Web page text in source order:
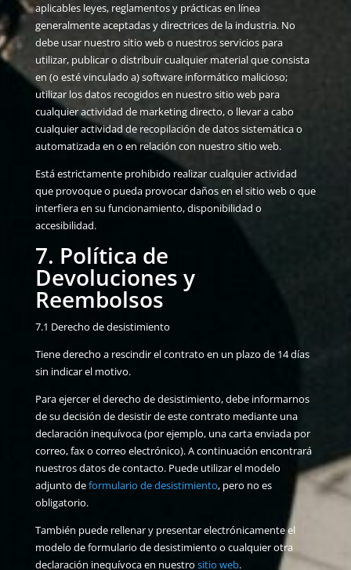
aplicables leyes, reglamentos y prácticas en línea
generalmente aceptadas y directrices de la industria. No
debe usar nuestro sitio web o nuestros servicios para
utilizar, publicar o distribuir cualquier material que consista
en (o esté vinculado a) software informático malicioso;
utilizar los datos recogidos en nuestro sitio web para
cualquier actividad de marketing directo, o llevar a cabo
cualquier actividad de recopilación de datos sistemática o
automatizada en o en relación con nuestro sitio web.
Está estrictamente prohibido realizar cualquier actividad
que provoque o pueda provocar daños en el sitio web o que
interfiera en su funcionamiento, disponibilidad o
accesibilidad.
7. Política de
Devoluciones y
Reembolsos
7.1 Derecho de desistimiento
Tiene derecho a rescindir el contrato en un plazo de 14 días
sin indicar el motivo.
Para ejercer el derecho de desistimiento, debe informarnos
de su decisión de desistir de este contrato mediante una
declaración inequívoca (por ejemplo, una carta enviada por
correo, fax o correo electrónico). A continuación encontrará
nuestros datos de contacto. Puede utilizar el modelo
adjunto deformulario de desistimiento, pero no es
obligatorio.
También puede rellenar y presentar electrónicamente el
modelo de formulario de desistimiento o cualquier otra
declaración inequívoca en nuestro sitio web.